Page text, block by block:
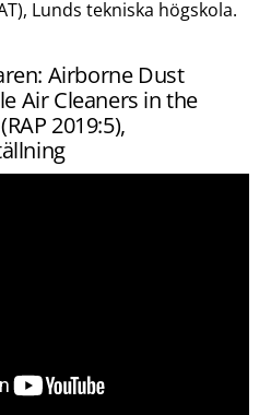
Lunds tekniska högskola.
Airborne Dust
Air Cleaners in the
2019:5),